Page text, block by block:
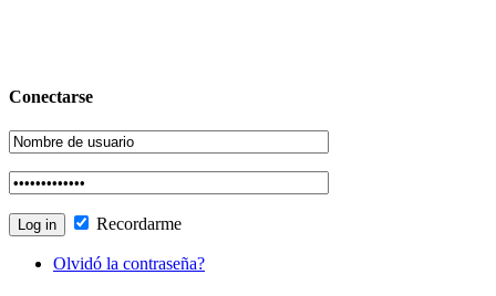
Conectarse
Recordarme
Olvidó la contraseña?